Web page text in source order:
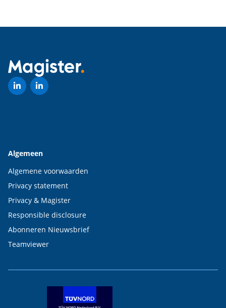
Algemeen
Algemene voorwaarden
Privacy statement
Privacy & Magister
Responsible disclosure
Abonneren Nieuwsbrief
Teamviewer